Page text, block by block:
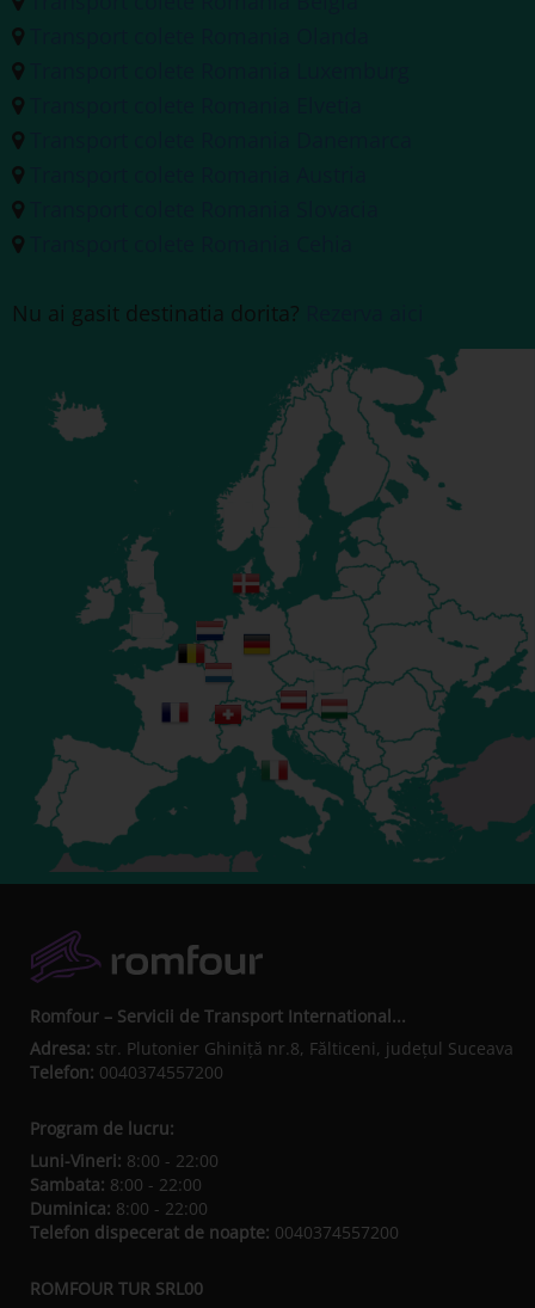
Nu ai gasit destinatia dorita?
Romfour – Servicii de Transport International...
Adresa: str. Plutonier Ghiniţă nr.8, Fălticeni, judeţul Suceava
Telefon: 0040374557200
Program de lucru:
Luni-Vineri: 8:00 - 22:00
Sambata: 8:00 - 22:00
Duminica: 8:00 - 22:00
Telefon dispecerat de noapte: 0040374557200
ROMFOUR TUR SRL00